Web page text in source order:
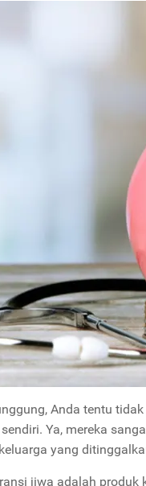
Anda tentu
Ya, mereka
yang
jiwa adalah